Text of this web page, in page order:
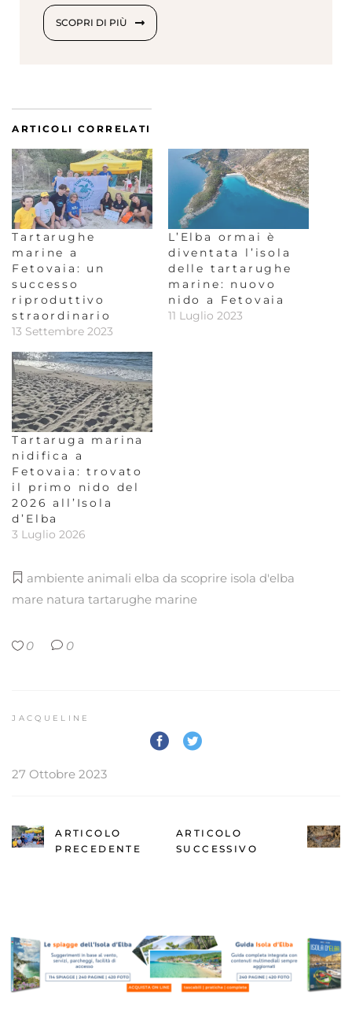
SCOPRI DI PIÙ
ARTICOLI CORRELATI
Tartarughe
marine a
Fetovaia: un
successo
riproduttivo
straordinario
13 Settembre 2023
L’Elba ormai è
diventata l’isola
delle tartarughe
marine: nuovo
nido a Fetovaia
11 Luglio 2023
Tartaruga marina
nidifica a
Fetovaia: trovato
il primo nido del
2026 all’Isola
d’Elba
3 Luglio 2026
ambiente animali elba da scoprire isola d'elba
mare natura tartarughe marine
0 0
JACQUELINE
27 Ottobre 2023
ARTICOLO
PRECEDENTE
ARTICOLO
SUCCESSIVO